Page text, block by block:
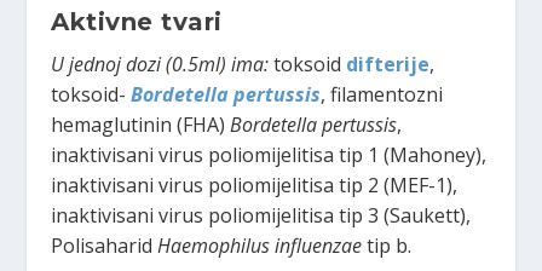
Aktivne tvari
U jednoj dozi (0.5ml) ima:toksoid difterije,
toksoid-Bordetella pertussis, filamentozni
hemaglutinin (FHA)Bordetella pertussis,
inaktivisani virus poliomijelitisa tip 1 (Mahoney),
inaktivisani virus poliomijelitisa tip 2 (MEF-1),
inaktivisani virus poliomijelitisa tip 3 (Saukett),
PolisaharidHaemophilus influenzaetip b.